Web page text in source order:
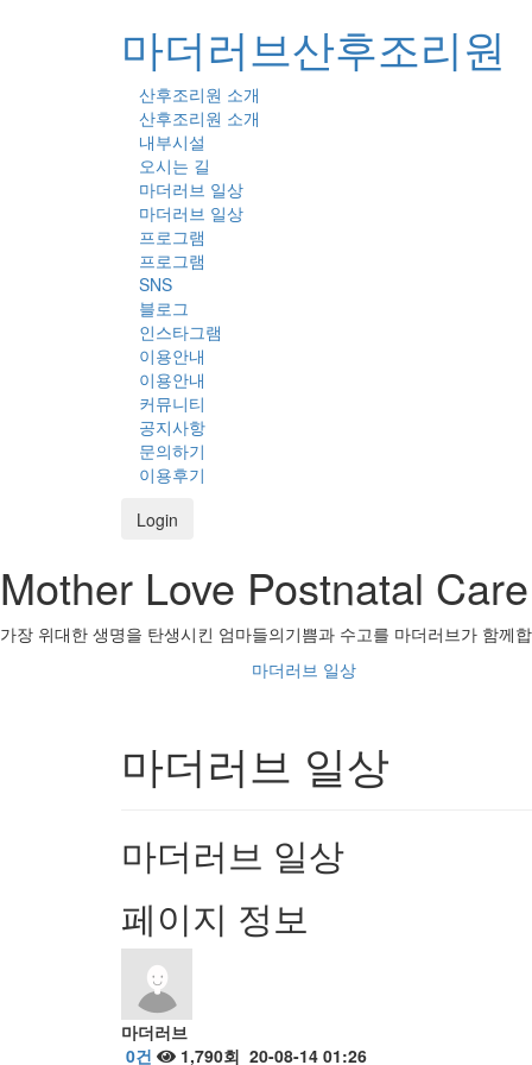
마더러브산후조리원
산후조리원 소개
산후조리원 소개
내부시설
오시는 길
마더러브 일상
마더러브 일상
프로그램
프로그램
SNS
블로그
인스타그램
이용안내
이용안내
커뮤니티
공지사항
문의하기
이용후기
Login
Mother Love Postnatal
가장 위대한 생명을 탄생시킨 엄마들의기쁨과 수고를 마더러브가 함께
마더러브 일상
마더러브 일상
마더러브 일상
페이지 정보
마더러브
0건
1,790회 20-08-14 01:26